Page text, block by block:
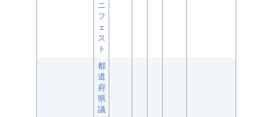
ニ
フ
ェ
ス
ト
都
道
府
県
議